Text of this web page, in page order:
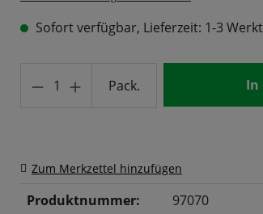
Sofort verfügbar, Lieferzeit: 1-3
Produkt Anzahl: Gib den
Pack. In
Zum Merkzettel hinzufügen
Produktnummer:
97070